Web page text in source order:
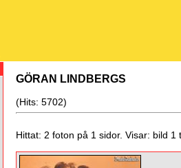
GÖRAN LINDBERGS
(Hits: 5702)
Hittat: 2 foton på 1 sidor. Visar: bild 1